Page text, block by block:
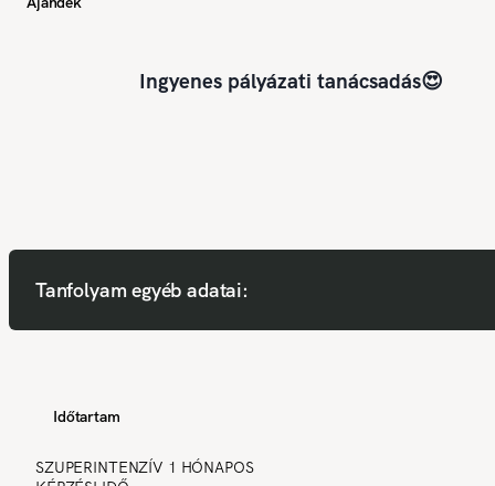
Ingyenes pályázati tanácsadás😍
Tanfolyam egyéb adatai:
Időtartam
SZUPERINTENZÍV 1 HÓNAPOS